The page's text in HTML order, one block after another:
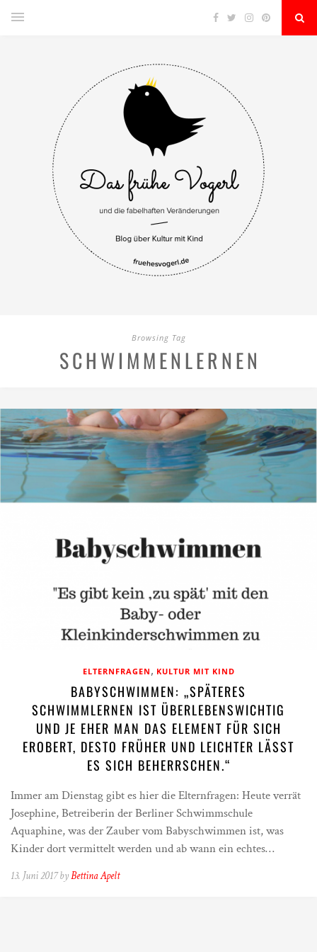
Browsing Tag
SCHWIMMENLERNEN
ELTERNFRAGEN , KULTUR MIT KIND
BABYSCHWIMMEN: „SPÄTERES
SCHWIMMLERNEN IST ÜBERLEBENSWICHTIG
UND JE EHER MAN DAS ELEMENT FÜR SICH
EROBERT, DESTO FRÜHER UND LEICHTER LÄSST
ES SICH BEHERRSCHEN.“
Immer am Dienstag gibt es hier die Elternfragen: Heute verrät
Josephine, Betreiberin der Berliner Schwimmschule
Aquaphine, was der Zauber vom Babyschwimmen ist, was
Kinder dort vermittelt werden und ab wann ein echtes…
13. Juni 2017 byBettina Apelt